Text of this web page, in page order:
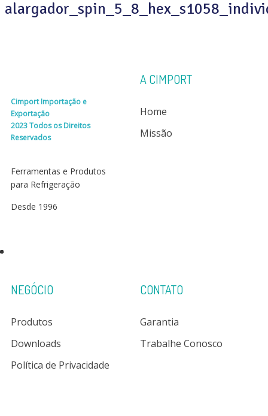
Cimport Importação e
Exportação
2023 Todos os Direitos
Reservados
Ferramentas e Produtos
para Refrigeração
Desde 1996
A CIMPORT
Home
Missão
NEGÓCIO
Produtos
Downloads
Política de Privacidade
CONTATO
Garantia
Trabalhe Conosco